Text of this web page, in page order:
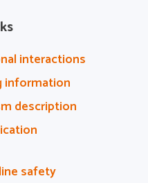
interactions
information
description
safety